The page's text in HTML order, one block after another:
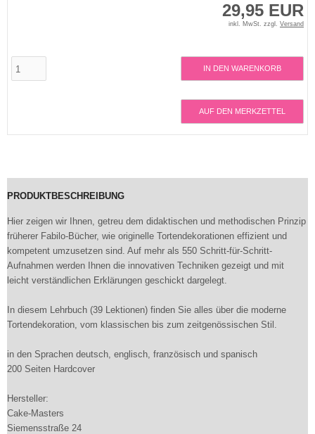
29,95 EUR
inkl. MwSt. zzgl. Versand
IN DEN WARENKORB
AUF DEN MERKZETTEL
PRODUKTBESCHREIBUNG
Hier zeigen wir Ihnen, getreu dem didaktischen und methodischen Prinzip
früherer Fabilo-Bücher, wie originelle Tortendekorationen effizient und
kompetent umzusetzen sind. Auf mehr als 550 Schritt-für-Schritt-
Aufnahmen werden Ihnen die innovativen Techniken gezeigt und mit
leicht verständlichen Erklärungen geschickt dargelegt.
In diesem Lehrbuch (39 Lektionen) finden Sie alles über die moderne
Tortendekoration, vom klassischen bis zum zeitgenössischen Stil.
in den Sprachen deutsch, englisch, französisch und spanisch
200 Seiten Hardcover
Hersteller:
Cake-Masters
Siemensstraße 24